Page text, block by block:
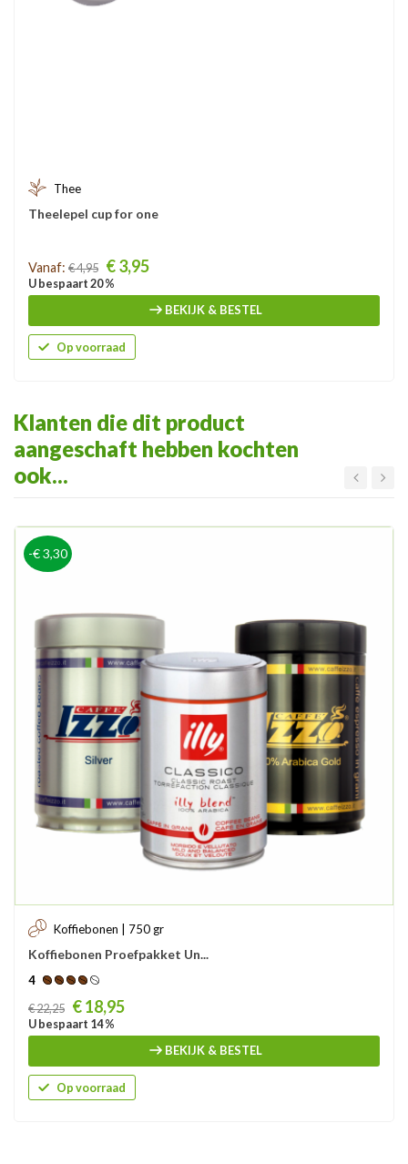
Thee
Theelepel cup for one
Prijs
Vanaf: € 4,95 € 3,95
U bespaart 20 %
BEKIJK & BESTEL
Op voorraad
Klanten die dit product
aangeschaft hebben kochten
ook...
-€ 3,30
Koffiebonen | 750 gr
Koffiebonen Proefpakket Un...
4
Prijs
€ 22,25 € 18,95
U bespaart 14 %
BEKIJK & BESTEL
Op voorraad